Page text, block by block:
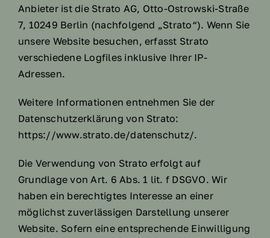
Anbieter ist die Strato AG, Otto-Ostrowski-Straße
7, 10249 Berlin (nachfolgend „Strato“). Wenn Sie
unsere Website besuchen, erfasst Strato
verschiedene Logfiles inklusive Ihrer IP-
Adressen.
Weitere Informationen entnehmen Sie der
Datenschutzerklärung von Strato:
https://www.strato.de/datenschutz/.
Die Verwendung von Strato erfolgt auf
Grundlage von Art. 6 Abs. 1 lit. f DSGVO. Wir
haben ein berechtigtes Interesse an einer
möglichst zuverlässigen Darstellung unserer
Website. Sofern eine entsprechende Einwilligung